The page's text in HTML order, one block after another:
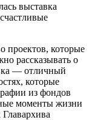
выставка
проектов, которые
рассказывать о
— отличный
которые
из фондов
моменты жизни